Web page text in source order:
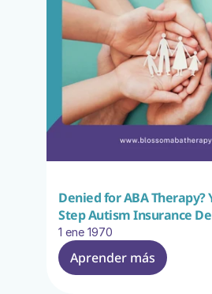
Denied for ABA Therapy?
Step Autism Insurance
1 ene 1970
Aprender más